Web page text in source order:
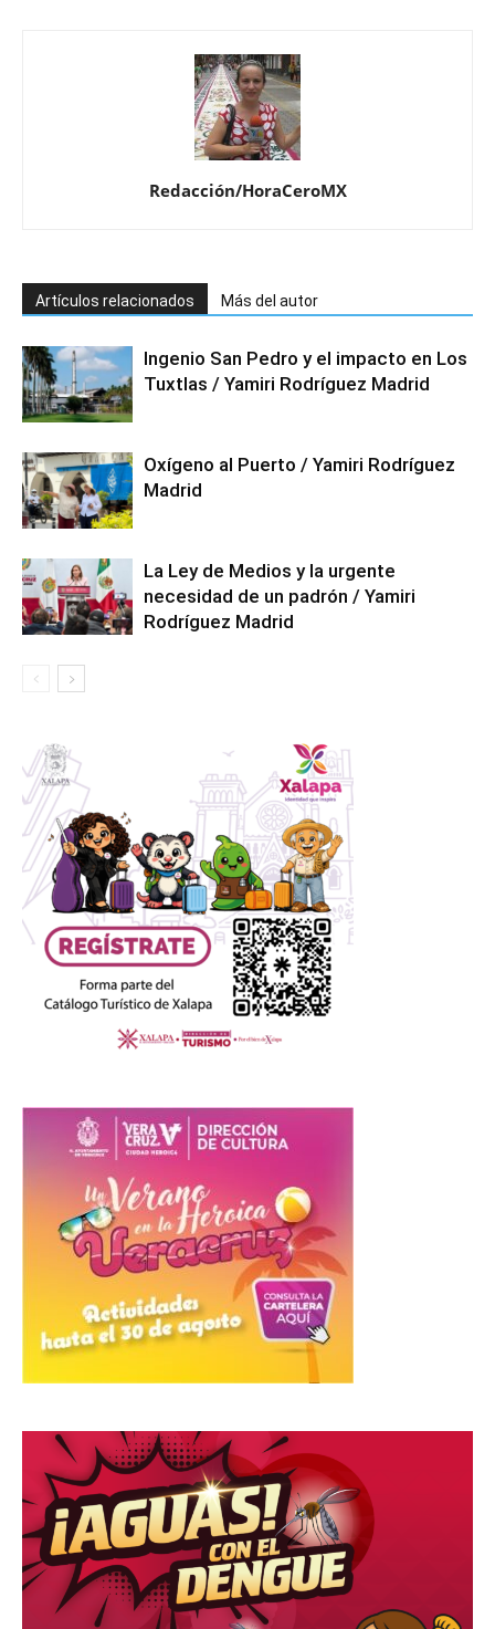
Redacción/HoraCeroMX
Artículos relacionados Más del autor
Ingenio San Pedro y el impacto en Los
Tuxtlas / Yamiri Rodríguez Madrid
Oxígeno al Puerto / Yamiri Rodríguez
Madrid
La Ley de Medios y la urgente
necesidad de un padrón / Yamiri
Rodríguez Madrid